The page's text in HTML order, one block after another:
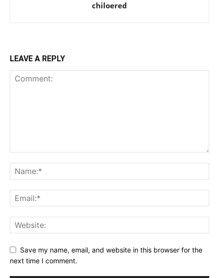
chiloered
LEAVE A REPLY
Save my name, email, and website in this browser for the
next time I comment.